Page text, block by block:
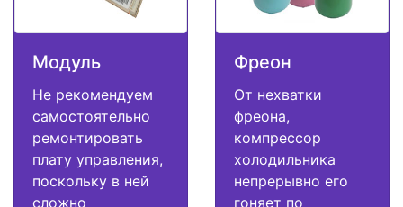
Модуль
Не рекомендуем
самостоятельно
ремонтировать
плату управления,
поскольку в ней
сложно
Фреон
От нехватки
фреона,
компрессор
холодильника
непрерывно его
гоняет по